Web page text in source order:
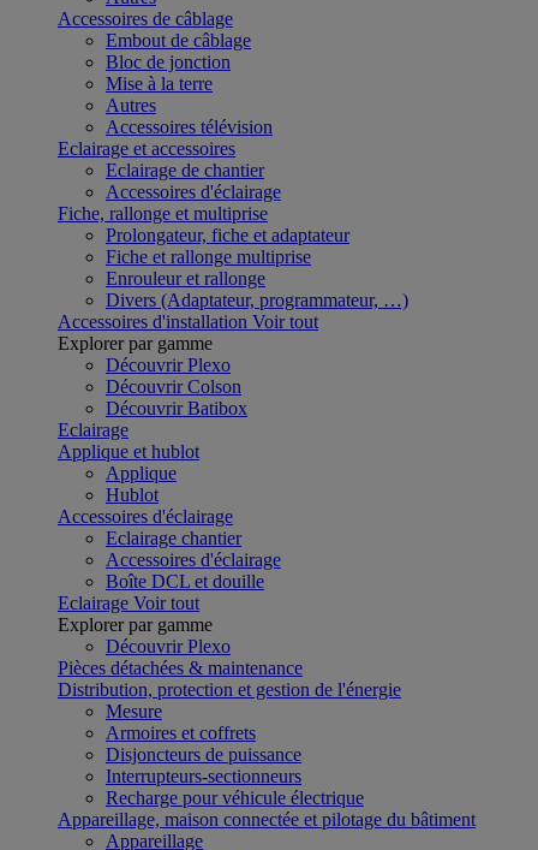
Accessoires de câblage
Embout de câblage
Bloc de jonction
Mise à la terre
Autres
Accessoires télévision
Eclairage et accessoires
Eclairage de chantier
Accessoires d'éclairage
Fiche, rallonge et multiprise
Prolongateur, fiche et adaptateur
Fiche et rallonge multiprise
Enrouleur et rallonge
Divers (Adaptateur, programmateur, …)
Accessoires d'installation Voir tout
Explorer par gamme
Découvrir Plexo
Découvrir Colson
Découvrir Batibox
Eclairage
Applique et hublot
Applique
Hublot
Accessoires d'éclairage
Eclairage chantier
Accessoires d'éclairage
Boîte DCL et douille
Eclairage Voir tout
Explorer par gamme
Découvrir Plexo
Pièces détachées & maintenance
Distribution, protection et gestion de l'énergie
Mesure
Armoires et coffrets
Disjoncteurs de puissance
Interrupteurs-sectionneurs
Recharge pour véhicule électrique
Appareillage, maison connectée et pilotage du bâtiment
Appareillage